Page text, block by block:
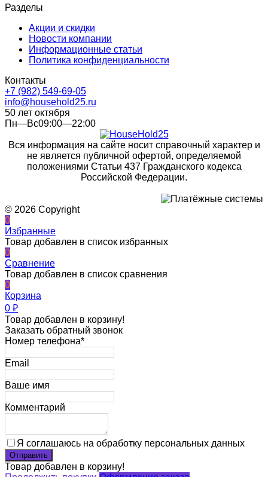
Разделы
Акции и скидки
Новости компании
Информационные статьи
Политика конфиденциальности
Контакты
+7 (982) 549-69-05
info@household25.ru
50 лет октября
Пн—Вс09:00—22:00
Вся информация на сайте носит справочный характер и
не является публичной офертой, определяемой
положениями Статьи 437 Гражданского кодекса
Российской Федерации.
© 2026 Copyright
0
Избранные
Товар добавлен в список избранных
0
Сравнение
Товар добавлен в список сравнения
0
Корзина
0 ₽
Товар добавлен в корзину!
Заказать обратный звонок
Номер телефона*
Email
Ваше имя
Комментарий
Я соглашаюсь на обработку персональных данных
Товар добавлен в корзину!